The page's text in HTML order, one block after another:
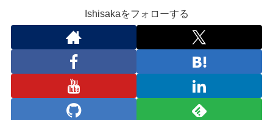
Ishisakaをフォローする